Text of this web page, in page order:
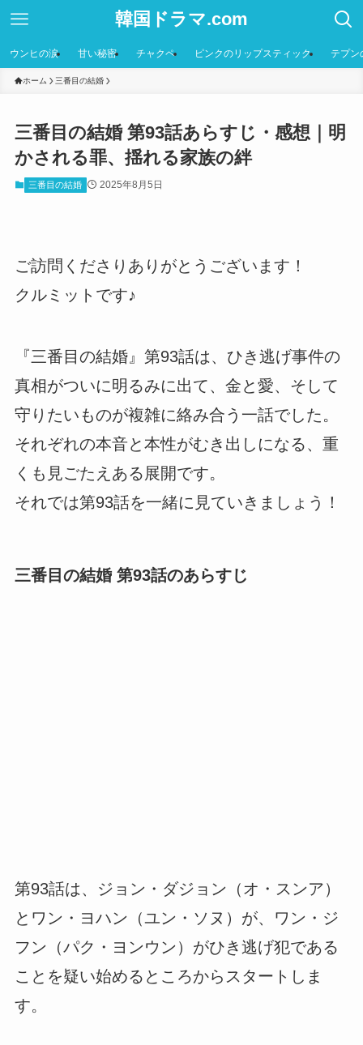
韓国ドラマ.com
ウンヒの涙 甘い秘密 チャクペ ピンクのリップスティック テプン
ホーム 三番目の結婚
三番目の結婚 第93話あらすじ・感想｜明
かされる罪、揺れる家族の絆
三番目の結婚 2025年8月5日
ご訪問くださりありがとうございます！
クルミットです♪
『三番目の結婚』第93話は、ひき逃げ事件の
真相がついに明るみに出て、金と愛、そして
守りたいものが複雑に絡み合う一話でした。
それぞれの本音と本性がむき出しになる、重
くも見ごたえある展開です。
それでは第93話を一緒に見ていきましょう！
三番目の結婚 第93話のあらすじ
第93話は、ジョン・ダジョン（オ・スンア）
とワン・ヨハン（ユン・ソヌ）が、ワン・ジ
フン（パク・ヨンウン）がひき逃げ犯である
ことを疑い始めるところからスタートしま
す。